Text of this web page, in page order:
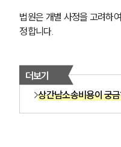
법원은 개별 사정을 고려하
정합니다.
더보기
상간남소송비용이 궁